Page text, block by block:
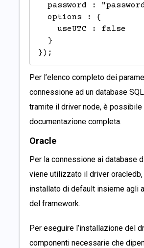
password :
options : {
useUTC : false
}
});
Per l’elenco completo dei
connessione ad un database
tramite il driver node, è possibile
documentazione completa.
Oracle
Per la connessione ai database
viene utilizzato il driver oracledb
installato di default insieme agli
del framework.
Per eseguire l’installazione del
componenti necessarie che